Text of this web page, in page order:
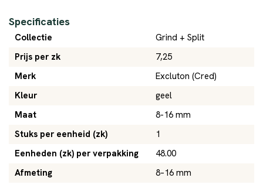
Specificaties
Collectie
Grind + Split
Prijs per zk
7,25
Merk
Excluton (Cred)
Kleur
geel
Maat
8-16 mm
Stuks per eenheid (zk)
1
Eenheden (zk) per verpakking
48.00
Afmeting
8–16 mm